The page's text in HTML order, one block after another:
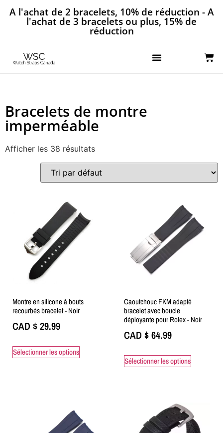
A l'achat de 2 bracelets, 10% de réduction - A
l'achat de 3 bracelets ou plus, 15% de
réduction
Bracelets de montre
imperméable
Afficher les 38 résultats
Montre en silicone à bouts
recourbés bracelet - Noir
CAD $29.99
Sélectionner les options
Caoutchouc FKM adapté
bracelet avec boucle
déployante pour Rolex - Noir
CAD $64.99
Sélectionner les options